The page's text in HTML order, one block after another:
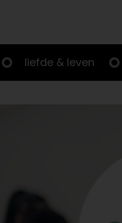
liefde & leven